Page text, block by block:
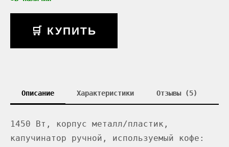
🛒 КУПИТЬ
Описание Характеристики Отзывы (5)
1450 Вт, корпус металл/пластик,
капучинатор ручной, используемый кофе: